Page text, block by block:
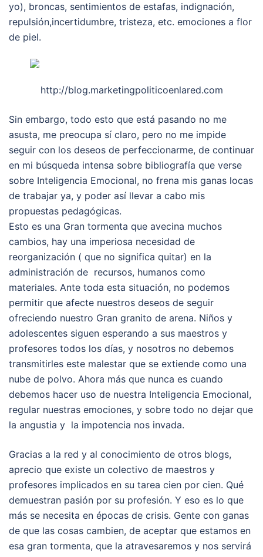
yo), broncas, sentimientos de estafas, indignación,
repulsión,incertidumbre, tristeza, etc. emociones a flor
de piel.
http://blog.marketingpoliticoenlared.com
Sin embargo, todo esto que está pasando no me
asusta, me preocupa sí claro, pero no me impide
seguir con los deseos de perfeccionarme, de continuar
en mi búsqueda intensa sobre bibliografía que verse
sobre Inteligencia Emocional, no frena mis ganas locas
de trabajar ya, y poder así llevar a cabo mis
propuestas pedagógicas.
Esto es una Gran tormenta que avecina muchos
cambios, hay una imperiosa necesidad de
reorganización ( que no significa quitar) en la
administración de recursos, humanos como
materiales. Ante toda esta situación, no podemos
permitir que afecte nuestros deseos de seguir
ofreciendo nuestro Gran granito de arena. Niños y
adolescentes siguen esperando a sus maestros y
profesores todos los días, y nosotros no debemos
transmitirles este malestar que se extiende como una
nube de polvo. Ahora más que nunca es cuando
debemos hacer uso de nuestra Inteligencia Emocional,
regular nuestras emociones, y sobre todo no dejar que
la angustia y la impotencia nos invada.
Gracias a la red y al conocimiento de otros blogs,
aprecio que existe un colectivo de maestros y
profesores implicados en su tarea cien por cien. Qué
demuestran pasión por su profesión. Y eso es lo que
más se necesita en épocas de crisis. Gente con ganas
de que las cosas cambien, de aceptar que estamos en
esa gran tormenta, que la atravesaremos y nos servirá